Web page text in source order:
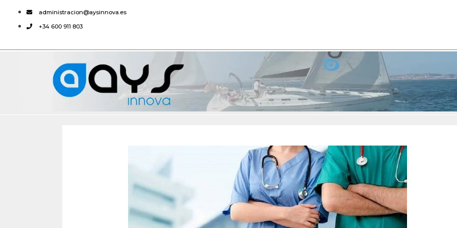
administracion@aysinnova.es
+34 600 911 803